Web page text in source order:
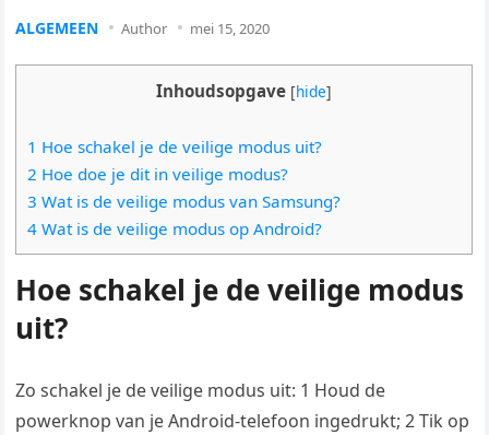
ALGEMEEN Author mei 15, 2020
Inhoudsopgave [hide]
1 Hoe schakel je de veilige modus uit?
2 Hoe doe je dit in veilige modus?
3 Wat is de veilige modus van Samsung?
4 Wat is de veilige modus op Android?
Hoe schakel je de veilige modus
uit?
Zo schakel je de veilige modus uit: 1 Houd de
powerknop van je Android-telefoon ingedrukt; 2 Tik op